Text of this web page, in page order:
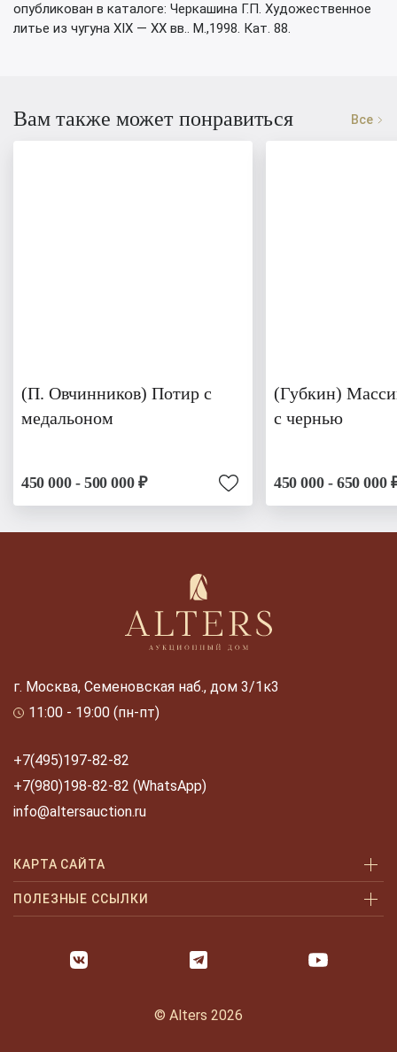
опубликован в каталоге: Черкашина Г.П. Художественное
литье из чугуна XIX — XX вв.. М.,1998. Кат. 88.
Вам также может понравиться Все
(П. Овчинников) Потир с
медальоном
450 000 - 500 000 ₽
(Губкин)
с чернью
450 000 - 650 000
г. Москва, Семеновская наб., дом 3/1к3
11:00 - 19:00 (пн-пт)
+7(495)197-82-82
+7(980)198-82-82 (WhatsApp)
info@altersauction.ru
КАРТА САЙТА
Аукционы
Как продать
ПОЛЕЗНЫЕ ССЫЛКИ
Оплата и доставка
Часто задаваемые вопросы
© Alters 2026